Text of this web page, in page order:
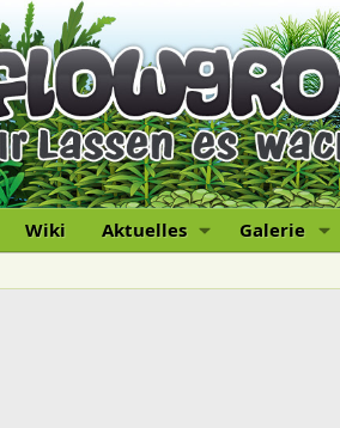
Wiki Aktuelles Galerie